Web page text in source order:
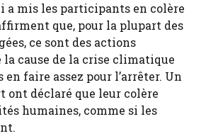
a mis les participants en colère
que, pour la plupart des
ce sont des actions
la cause de la crise climatique
en faire assez pour l’arrêter. Un
ont déclaré que leur colère
humaines, comme si les